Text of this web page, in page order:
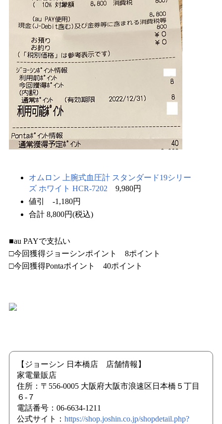
オムロン 上腕式血圧計 スタンダード19シリー
ズ ホワイト HCR-7202 9,980円
値引 -1,180円
合計 8,800円(税込)
■au PAYで支払い
□今回獲得ジョーシンポイント 8ポイント
□今回獲得Pontaポイント 40ポイント
【ジョーシン 日本橋店 店舗情報】
家電量販店
住所：〒556-0005 大阪府大阪市浪速区日本橋５丁目
６-７
電話番号：06-6634-1211
公式サイト： https://shop.joshin.co.jp/shopdetail.php?